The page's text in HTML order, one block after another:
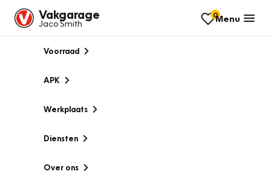
Vakgarage
Jaco Smith
0Menu
Voorraad
APK
Werkplaats
Diensten
Over ons